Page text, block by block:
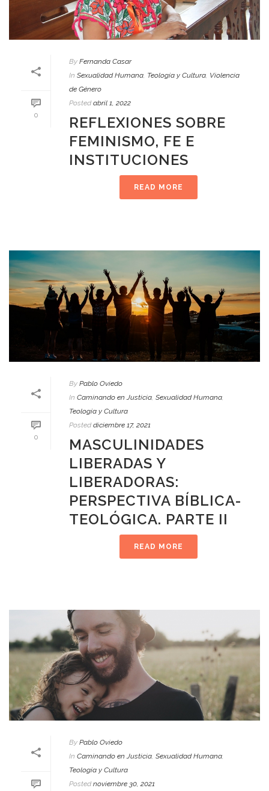
0
By Fernanda Casar
In Sexualidad Humana, Teología y Cultura, Violencia
de Género
Posted abril 1, 2022
REFLEXIONES SOBRE
FEMINISMO, FE E
INSTITUCIONES
READ MORE
0
By Pablo Oviedo
In Caminando en Justicia Sexualidad Humana
Teología y Cultura
Posted diciembre 17, 2021
MASCULINIDADES
LIBERADAS Y
LIBERADORAS:
PERSPECTIVA BÍBLICA-
TEOLÓGICA. PARTE II
READ MORE
By Pablo Oviedo
In Caminando en Justicia, Sexualidad Humana,
Teología y Cultura
Posted noviembre 30, 2021